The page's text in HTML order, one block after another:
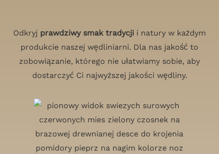
Odkryj prawdziwy smak tradycji i natury w każdym
produkcie naszej wędliniarni. Dla nas jakość to
zobowiązanie, którego nie ułatwiamy sobie, aby
dostarczyć Ci najwyższej jakości wędliny.